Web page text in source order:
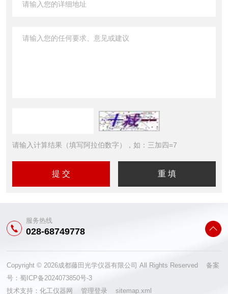
请输入计算结果（填写阿拉伯数字），如：三加四=7
服务热线
028-68749778
Copyright © 2026成都藤田光学仪器有限公司 All Rights Reserved 备案
号：蜀ICP备2024073850号-3
技术支持：化工仪器网管理登录 sitemap.xml